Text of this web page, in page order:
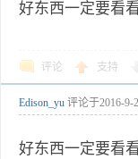
好东西一定要看看
评论 支持
Edison_yu 评论于2016-9-
好东西一定要看看